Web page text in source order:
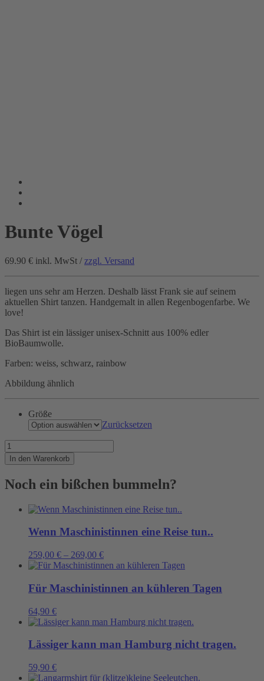
Bunte Vögel
69.90 € inkl. MwSt / zzgl. Versand
liegen uns sehr am Herzen. Deshalb lässt Frank sie auf seinem
aktuellen Shirt tanzen. Handgemalt in allen Regenbogenfarbe. We
love!
Das Shirt ist ein lässiger unisex-Schnitt aus 100% edler
BioBaumwolle.
Farben: weiss, schwarz, rainbow
Abbildung ähnlich
Größe
Zurücksetzen
Bunte
Vögel
Menge
In den Warenkorb
Noch ein bißchen bummeln?
Wenn Maschinistinnen eine Reise tun..
259,00 € – 269,00 €
Für Maschinistinnen an kühleren Tagen
64,90 €
Lässiger kann man Hamburg nicht tragen.
59,90 €